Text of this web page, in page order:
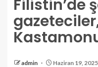
Filistin’de
admin Haziran 19, 2025